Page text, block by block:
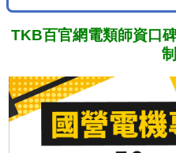
TKB百官網電類師資口